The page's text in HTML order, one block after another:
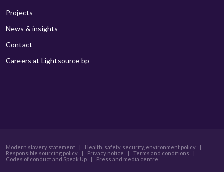
Projects
News & insights
Contact
Careers at Lightsource bp
Modern slavery statement Health, safety, security, environment policy
Responsible sourcing policy
Privacy notice Terms and conditions
Codes of conduct and Speak Up
Press and media centre